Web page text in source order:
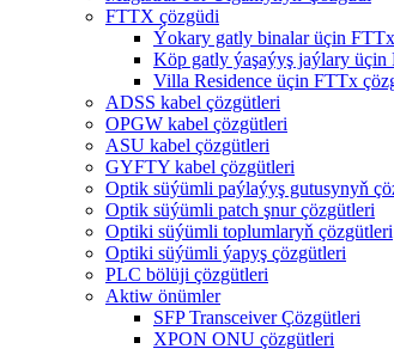
FTTX çözgüdi
Ýokary gatly binalar üçin
Köp gatly ýaşaýyş jaýlary üçin
Villa Residence üçin FTTx
ADSS kabel çözgütleri
OPGW kabel çözgütleri
ASU kabel çözgütleri
GYFTY kabel çözgütleri
Optik süýümli paýlaýyş gutusynyň
Optik süýümli patch şnur çözgütleri
Optiki süýümli toplumlaryň çözgütleri
Optiki süýümli ýapyş çözgütleri
PLC bölüji çözgütleri
Aktiw önümler
SFP Transceiver Çözgütleri
XPON ONU çözgütleri